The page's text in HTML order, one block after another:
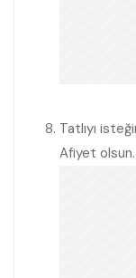
Tatlıyı
Afiyet olsun.